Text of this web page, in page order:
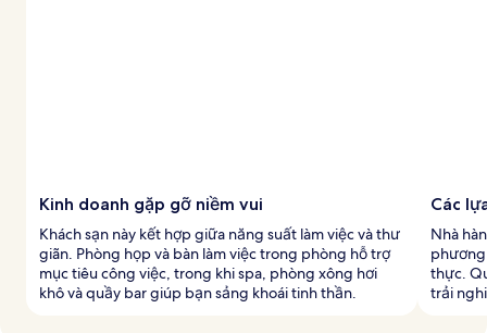
Kinh doanh gặp gỡ niềm vui
Khách sạn này kết hợp giữa năng suất làm việc và thư
giãn. Phòng họp và bàn làm việc trong phòng hỗ trợ
mục tiêu công việc, trong khi spa, phòng xông hơi
khô và quầy bar giúp bạn sảng khoái tinh thần.
Các
Nhà
thực.
trải